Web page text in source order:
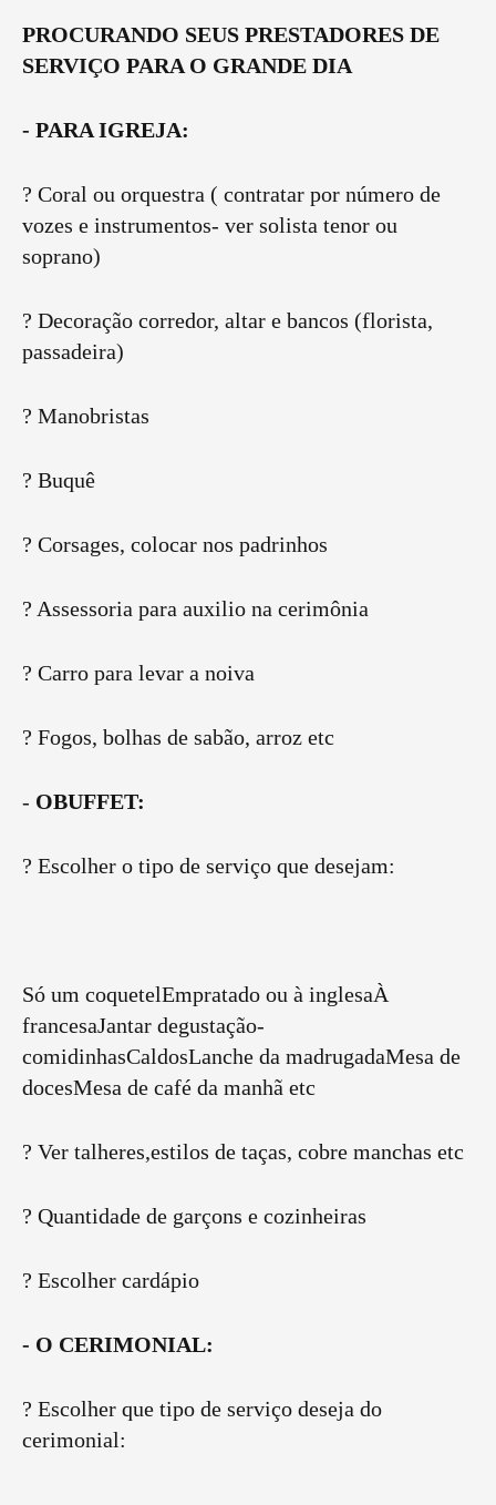
PROCURANDO SEUS PRESTADORES DE
SERVIÇO PARA O GRANDE DIA
- PARA IGREJA:
? Coral ou orquestra ( contratar por número de
vozes e instrumentos- ver solista tenor ou
soprano)
? Decoração corredor, altar e bancos (florista,
passadeira)
? Manobristas
? Buquê
? Corsages, colocar nos padrinhos
? Assessoria para auxilio na cerimônia
? Carro para levar a noiva
? Fogos, bolhas de sabão, arroz etc
- OBUFFET:
? Escolher o tipo de serviço que desejam:
Só um coquetelEmpratado ou à inglesaÀ
francesaJantar degustação-
comidinhasCaldosLanche da madrugadaMesa de
docesMesa de café da manhã etc
? Ver talheres,estilos de taças, cobre manchas etc
? Quantidade de garçons e cozinheiras
? Escolher cardápio
- O CERIMONIAL:
? Escolher que tipo de serviço deseja do
cerimonial: